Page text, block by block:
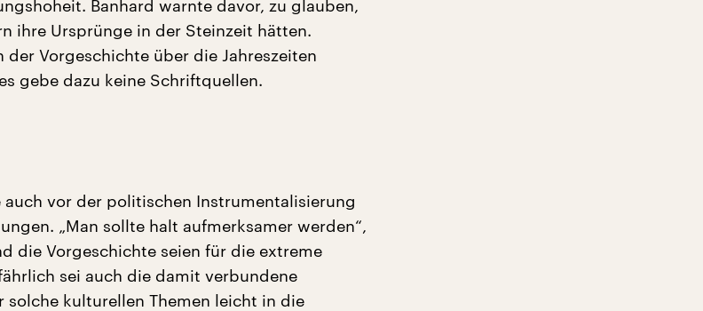
Banhard warnte davor, zu glauben,
ihre Ursprünge in der Steinzeit hätten.
Vorgeschichte über die Jahreszeiten
gebe dazu keine Schriftquellen.
auch vor der politischen Instrumentalisierung
„Man sollte halt aufmerksamer werden“,
die Vorgeschichte seien für die extreme
sei auch die damit verbundene
kulturellen Themen leicht in die